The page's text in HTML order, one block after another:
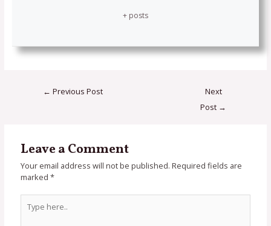
+ posts
← Previous Post
Next
Post →
Leave a Comment
Your email address will not be published. Required fields are
marked*
here..